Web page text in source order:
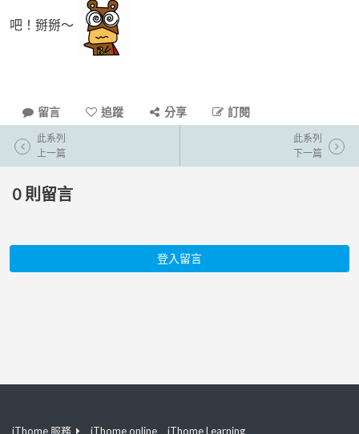
吧！掰掰～
留言 追蹤 分享 訂閱
此系列
上一篇
此系列
下一篇
0 則留言
登入留言
iThome 服務 iThome online iThome Learning